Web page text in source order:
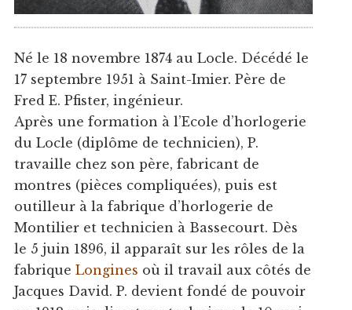
Né le 18 novembre 1874 au Locle. Décédé le
17 septembre 1951 à Saint-Imier. Père de
Fred E. Pfister, ingénieur.
Après une formation à l’Ecole d’horlogerie
du Locle (diplôme de technicien), P.
travaille chez son père, fabricant de
montres (pièces compliquées), puis est
outilleur à la fabrique d’horlogerie de
Montilier et technicien à Bassecourt. Dès
le 5 juin 1896, il apparaît sur les rôles de la
fabrique Longines où il travail aux côtés de
Jacques David. P. devient fondé de pouvoir